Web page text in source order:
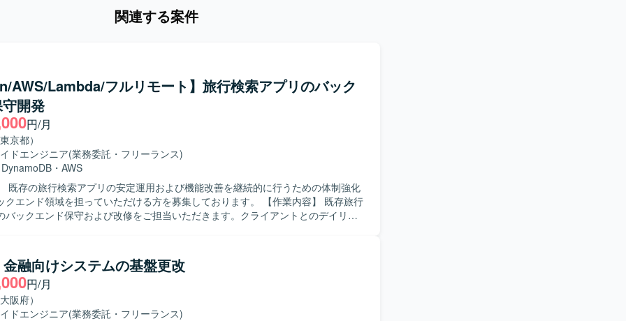
関連する案件
AWS/Lambda/フルリモート】旅行検索アプリのバック
開発
円/月
京都）
ドエンジニア(業務委託・フリーランス)
DynamoDB ・ AWS
既存の旅行検索アプリの安定運用および機能改善を継続的に行うための体制強化
ンド領域を担っていただける方を募集しております。 【作業内容】 既存旅行
バックエンド保守および改修をご担当いただきます。クライアントとのデイリー
ただきます。 【求める人物像】 クライアントとのコミュニケーシ
がら主体的に開発を進められる方を求めております。要件や仕様を正確に理解
を抽出して改善提案ができる方、チーム開発において協調性を持って取り組める
ジションの魅力】 既存サービスの保守開発を通じて、
したクラウドネイティブなバックエンド開発経験を積むことができます。クライ
融向けシステムの基盤更改
円/月
阪府）
ドエンジニア(業務委託・フリーランス)